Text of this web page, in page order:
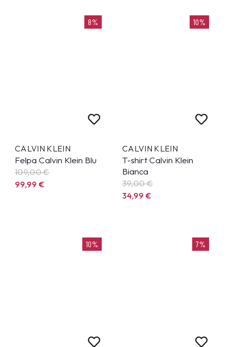
8%
CALVIN KLEIN
Felpa Calvin Klein Blu
109,00 €
99,99€
10%
CALVIN KLEIN
T-shirt Calvin Klein
Bianca
39,00 €
34,99€
10% 7%